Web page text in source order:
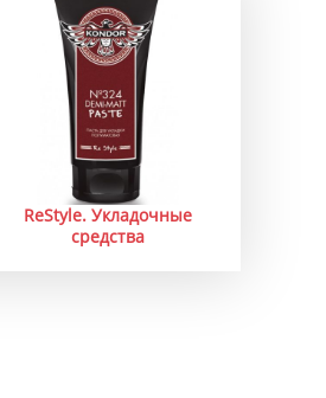
ReStyle. Укладочные
средства